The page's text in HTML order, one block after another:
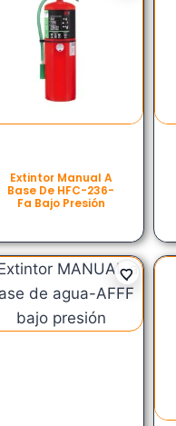
Extintor Manual A
Base De HFC-236-
Fa Bajo Presión